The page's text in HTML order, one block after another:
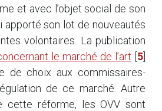
et avec l’objet social de son
apporté son lot de nouveautés
volontaires. La publication
le marché de l’art 5
de choix aux commissaires-
de ce marché. Autre
cette réforme, les OVV sont